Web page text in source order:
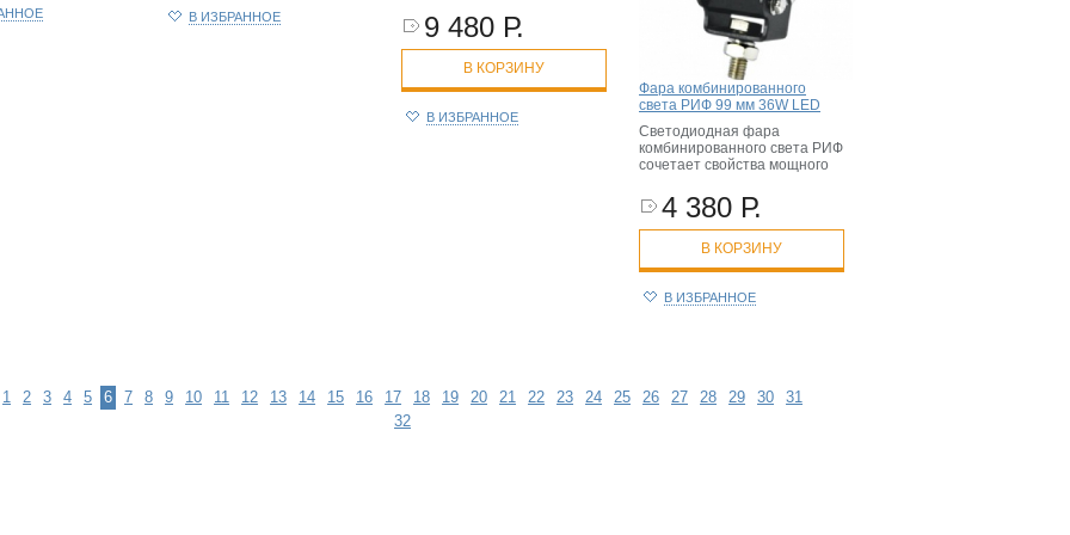
В ИЗБРАННОЕ 9 480 Р.
В КОРЗИНУ
В ИЗБРАННОЕ
Фара комбинированного
света РИФ 99 мм 36W LED
Светодиодная фара
комбинированного света РИФ
сочетает свойства мощного
4 380 Р.
В КОРЗИНУ
В ИЗБРАННОЕ
1 2 3 4 5 6 7 8 9 10 11 12 13 14 15 16 17 18 19 20 21 22 23 24 25 26 27 28 29 30
31
32